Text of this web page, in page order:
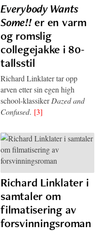
Everybody Wants
Some!!er en varm
og romslig
collegejakke i 80-
tallsstil
Richard Linklater tar opp
arven etter sin egen high
school-klassikerDazed and
Confused. [3]
Richard Linklater i
samtaler om
filmatisering av
forsvinningsroman